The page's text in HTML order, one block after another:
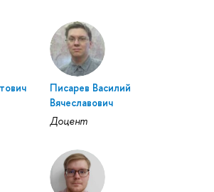
Писарев Василий
Вячеславович
Доцент